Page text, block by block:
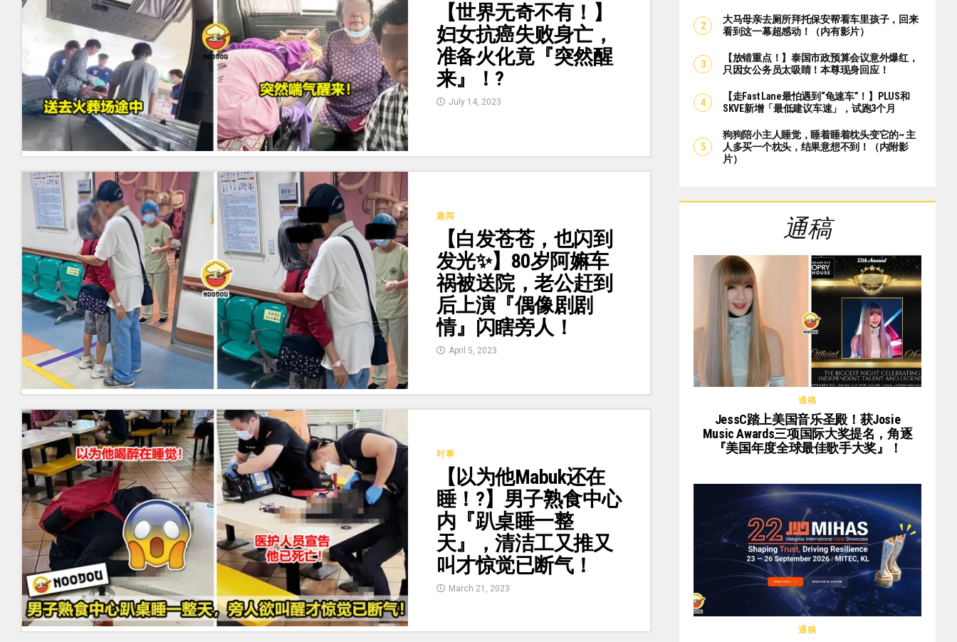
【世界无奇不有！】
妇女抗癌失败身亡，
准备火化竟『突然醒
来』！?
July 14, 2023
趣闻
【白发苍苍，也闪到
发光✨】80岁阿嫲车
祸被送院，老公赶到
后上演『偶像剧剧
情』闪瞎旁人！
April 5, 2023
时事
【以为他Mabuk还在
睡！?】男子熟食中心
内『趴桌睡一整
天』，清洁工又推又
叫才惊觉已断气！
March 21, 2023
大马母亲去厕所拜托保安帮看车里孩子，回来
看到这一幕超感动！（内有影片）
【放错重点！】泰国市政预算会议意外爆红，
只因女公务员太吸睛！本尊现身回应！
【走Fast Lane最怕遇到“龟速车”！】PLUS和
SKVE新增「最低建议车速」，试跑3个月
狗狗陪小主人睡觉，睡着睡着枕头变它的~ 主
人多买一个枕头，结果意想不到！（内附影
片）
通稿
通稿
JessC踏上美国音乐圣殿！获Josie
Music Awards三项国际大奖提名，角逐
『美国年度全球最佳歌手大奖』！
通稿